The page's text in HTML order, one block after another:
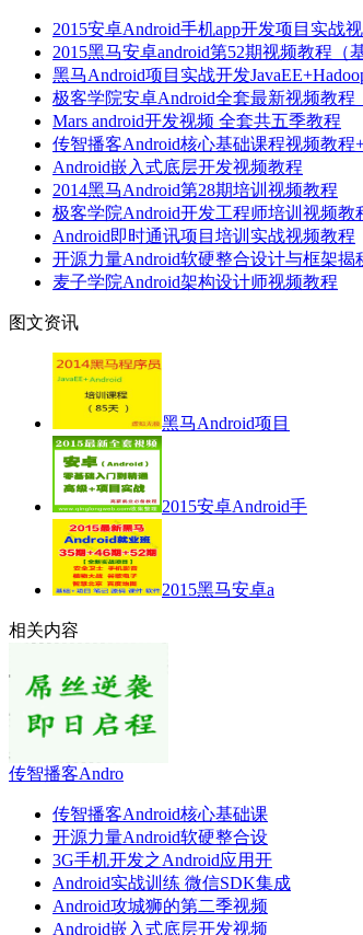
2015安卓Android手机app开发项目实战
2015黑马安卓android第52期视频教程（
黑马Android项目实战开发
极客学院安卓Android全套最新视频教程
Mars android开发视频 全套共五季教程
传智播客Android核心基础课程视频教程
Android嵌入式底层开发视频教程
2014黑马Android第28期培训视频教程
极客学院Android开发工程师培训视频教
Android即时通讯项目培训实战视频教程
开源力量Android软硬整合设计与框架揭
麦子学院Android架构设计师视频教程
图文资讯
黑马Android项目
2015安卓Android手
2015黑马安卓a
相关内容
传智播客Andro
传智播客Android核心基础课
开源力量Android软硬整合设
3G手机开发之Android应用开
Android实战训练 微信SDK集成
Android攻城狮的第二季视频
Android嵌入式底层开发视频